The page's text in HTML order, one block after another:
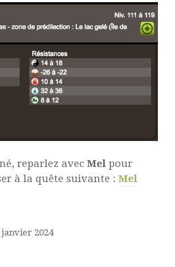
reparlez avec Mel pour
à la quête suivante : Mel
janvier 2024